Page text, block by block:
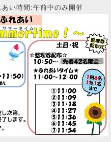
い時間:午前中のみ開催